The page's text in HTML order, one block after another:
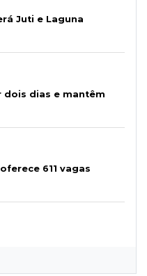
Juti e Laguna
dois dias e mantêm
611 vagas